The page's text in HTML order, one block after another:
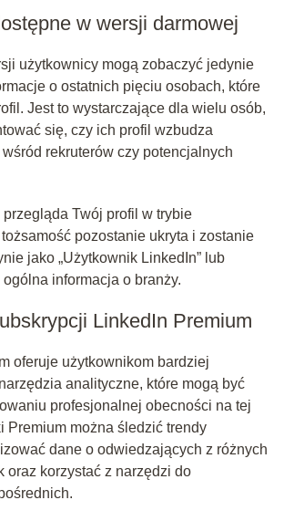
w wersji darmowej
użytkownicy mogą zobaczyć jedynie
o ostatnich pięciu osobach, które
Jest to wystarczające dla wielu osób,
się, czy ich profil wzbudza
rekruterów czy potencjalnych
Twój profil w trybie
pozostanie ukryta i zostanie
jako „Użytkownik LinkedIn” lub
informacja o branży.
LinkedIn Premium
oferuje użytkownikom bardziej
analityczne, które mogą być
profesjonalnej obecności na tej
Premium można śledzić trendy
dane o odwiedzających z różnych
oraz korzystać z narzędzi do